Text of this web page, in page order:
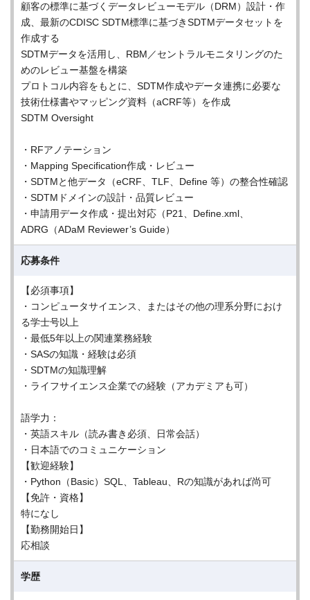
顧客の標準に基づくデータレビューモデル（DRM）設計・作
成、最新のCDISC SDTM標準に基づきSDTMデータセットを
作成する
SDTMデータを活用し、RBM／セントラルモニタリングのた
めのレビュー基盤を構築
プロトコル内容をもとに、SDTM作成やデータ連携に必要な
技術仕様書やマッピング資料（aCRF等）を作成
SDTM Oversight
・RFアノテーション
・Mapping Specification作成・レビュー
・SDTMと他データ（eCRF、TLF、Define 等）の整合性確認
・SDTMドメインの設計・品質レビュー
・申請用データ作成・提出対応（P21、Define.xml、
ADRG（ADaM Reviewer’s Guide）
応募条件
【必須事項】
・コンピュータサイエンス、またはその他の理系分野におけ
る学士号以上
・最低5年以上の関連業務経験
・SASの知識・経験は必須
・SDTMの知識理解
・ライフサイエンス企業での経験（アカデミアも可）
語学力：
・英語スキル（読み書き必須、日常会話）
・日本語でのコミュニケーション
【歓迎経験】
・Python（Basic）SQL、Tableau、Rの知識があれば尚可
【免許・資格】
特になし
【勤務開始日】
応相談
学歴